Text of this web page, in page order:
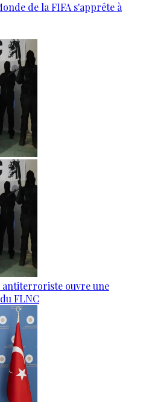
de la FIFA s'apprête à
antiterroriste ouvre une
FLNC